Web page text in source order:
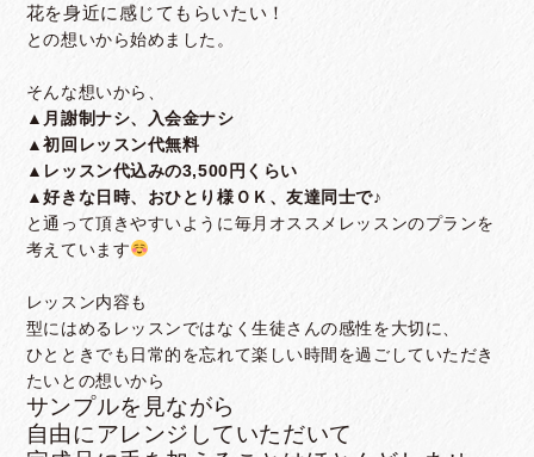
花を身近に感じてもらいたい！
との想いから始めました。
そんな想いから、
▲月謝制ナシ、入会金ナシ
▲初回レッスン代無料
▲レッスン代込みの3,500円くらい
▲好きな日時、おひとり様ＯＫ、友達同士で♪
と通って頂きやすいように毎月オススメレッスンのプランを
考えています
レッスン内容も
型にはめるレッスンではなく生徒さんの感性を大切に、
ひとときでも日常的を忘れて楽しい時間を過ごしていただき
たいとの想いから
サンプルを見ながら
自由にアレンジしていただいて